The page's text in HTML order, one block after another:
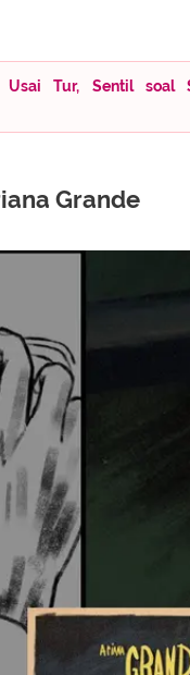
Usai Tur, Sentil soal
Grande